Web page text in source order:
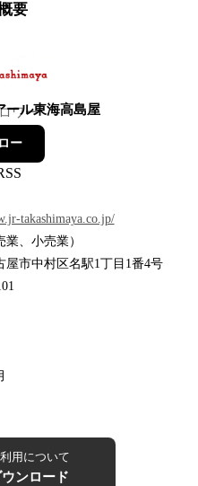
要
ール東海高島屋
ワー
ー
takashimaya.co.jp/
、小売業）
屋市中村区名駅1丁目1番4号
用について
ンロード